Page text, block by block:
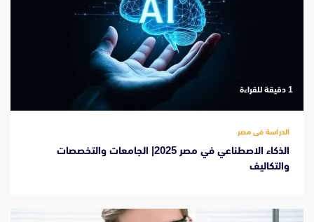
‫1 دقيقة للقراءة
الدراسة فى مصر
الذكاء الاصطناعي في مصر 2025| الجامعات والتخصصات
والتكاليف